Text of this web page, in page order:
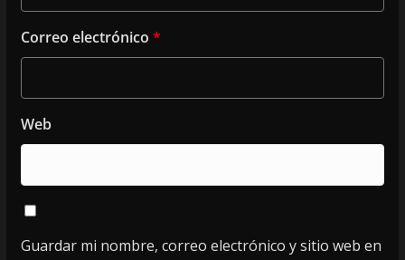
Correo electrónico *
Web
Guardar mi nombre, correo electrónico y sitio web en